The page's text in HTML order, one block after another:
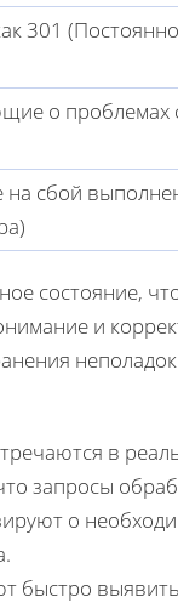
301
о
сбой
состояние,
и
в
запросы
о
быстро